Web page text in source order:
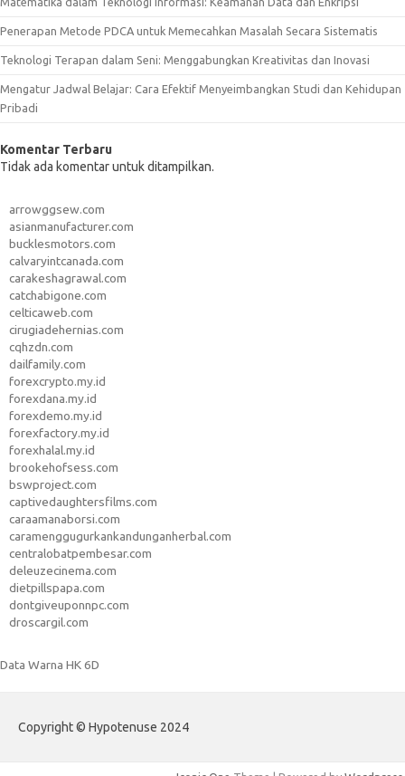
Penerapan Metode PDCA untuk Memecahkan Masalah Secara Sistematis
Teknologi Terapan dalam Seni: Menggabungkan Kreativitas dan Inovasi
Mengatur Jadwal Belajar: Cara Efektif Menyeimbangkan Studi dan Kehidupan
Pribadi
Komentar Terbaru
Tidak ada komentar untuk ditampilkan.
arrowggsew.com
asianmanufacturer.com
bucklesmotors.com
calvaryintcanada.com
carakeshagrawal.com
catchabigone.com
celticaweb.com
cirugiadehernias.com
cqhzdn.com
dailfamily.com
forexcrypto.my.id
forexdana.my.id
forexdemo.my.id
forexfactory.my.id
forexhalal.my.id
brookehofsess.com
bswproject.com
captivedaughtersfilms.com
caraamanaborsi.com
caramenggugurkankandunganherbal.com
centralobatpembesar.com
deleuzecinema.com
dietpillspapa.com
dontgiveuponnpc.com
droscargil.com
Data Warna HK 6D
Copyright © Hypotenuse 2024